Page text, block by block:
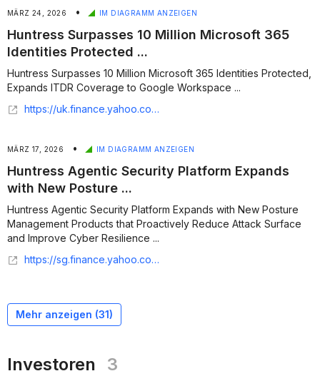
MÄRZ 24, 2026 • IM DIAGRAMM ANZEIGEN
Huntress Surpasses 10 Million Microsoft 365
Identities Protected ...
Huntress Surpasses 10 Million Microsoft 365 Identities Protected,
Expands ITDR Coverage to Google Workspace ...
https://uk.finance.yahoo.com/news/huntress-surpasses-10-million-microsoft-130000607.html
MÄRZ 17, 2026 • IM DIAGRAMM ANZEIGEN
Huntress Agentic Security Platform Expands
with New Posture ...
Huntress Agentic Security Platform Expands with New Posture
Management Products that Proactively Reduce Attack Surface
and Improve Cyber Resilience ...
https://sg.finance.yahoo.com/news/huntress-agentic-security-platform-expands-130500819.html
Mehr anzeigen (31)
Investoren 3